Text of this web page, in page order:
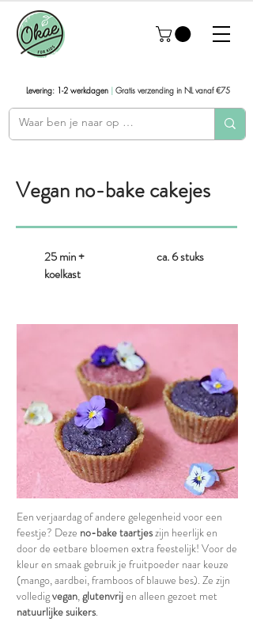
Levering: 1-2 werkdagen | Gratis verzending in NL vanaf €75
Vegan no-bake cakejes
25 min +
koelkast
ca. 6 stuks
Een verjaardag of andere gelegenheid voor een
feestje? Deze no-bake taartjeszijn heerlijk en
door de eetbare bloemen extra feestelijk! Voor de
kleur en smaak gebruik je fruitpoeder naar keuze
(mango, aardbei, framboos of blauwe bes). Ze zijn
volledigvegan,glutenvrijen alleen gezoet met
natuurlijke suikers.